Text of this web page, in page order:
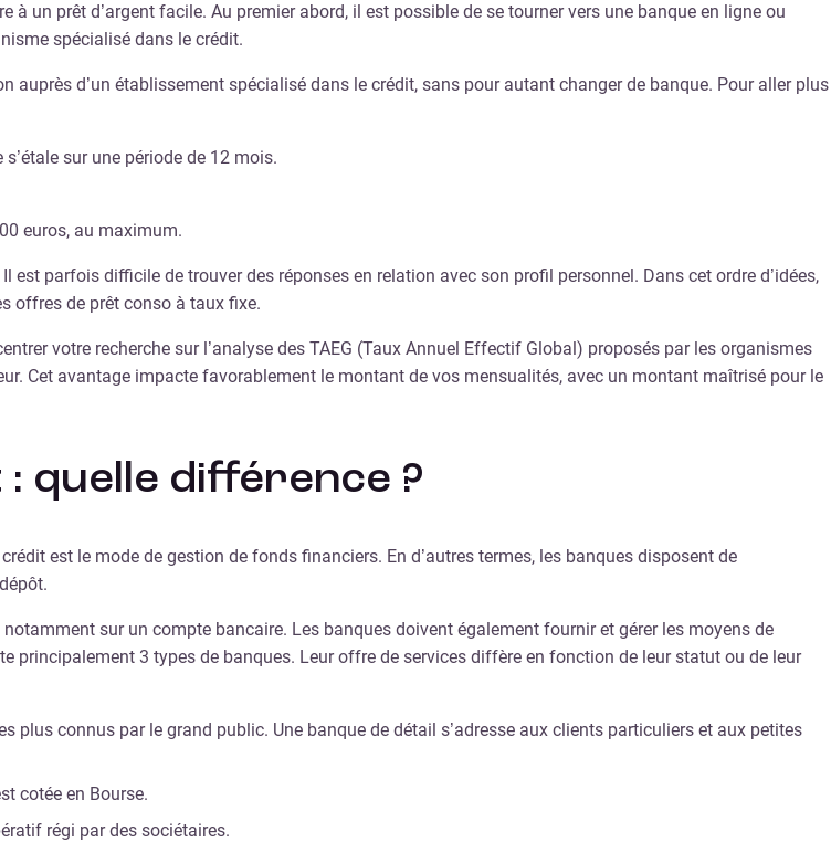
un prêt d’argent facile. Au premier abord, il est possible de se tourner vers une banque en ligne ou
spécialisé dans le crédit.
d’un établissement spécialisé dans le crédit, sans pour autant changer de banque. Pour aller plus
sur une période de 12 mois.
euros, au maximum.
parfois difficile de trouver des réponses en relation avec son profil personnel. Dans cet ordre d’idées,
offres de prêt conso à taux fixe.
votre recherche sur l’analyse des TAEG (Taux Annuel Effectif Global) proposés par les organismes
Cet avantage impacte favorablement le montant de vos mensualités, avec un montant maîtrisé pour le
quelle différence ?
est le mode de gestion de fonds financiers. En d’autres termes, les banques disposent de
sur un compte bancaire. Les banques doivent également fournir et gérer les moyens de
principalement 3 types de banques. Leur offre de services diffère en fonction de leur statut ou de leur
connus par le grand public. Une banque de détail s’adresse aux clients particuliers et aux petites
cotée en Bourse.
régi par des sociétaires.